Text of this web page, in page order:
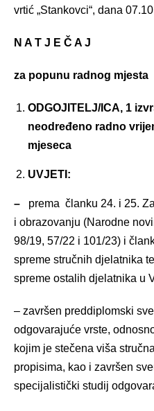
vrtić „Stankovci“, dana
N A T J E Č A J
za popunu radnog mjesta
ODGOJITELJ/ICA, 1
neodređeno radno
mjeseca
UVJETI:
– prema članku 24. i 25.
i obrazovanju (Narodne
98/19, 57/22 i 101/23) i
spreme stručnih djelatnika
spreme ostalih djelatnika u
– završen preddiplomski
odgovarajuće vrste,
kojim je stečena viša
propisima, kao i završen
specijalistički studij